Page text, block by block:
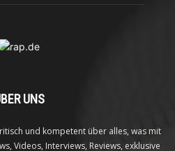
UNS
und kompetent über alles, was mit
Videos, Interviews, Reviews, exklusive